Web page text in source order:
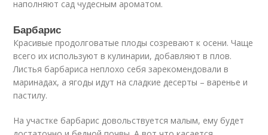
наполняют сад чудесным ароматом.
Барбарис
Красивые продолговатые плоды созревают к осени. Чаще
всего их используют в кулинарии, добавляют в плов.
Листья барбариса неплохо себя зарекомендовали в
маринадах, а ягоды идут на сладкие десерты – варенье и
пастилу.
На участке барбарис довольствуется малым, ему будет